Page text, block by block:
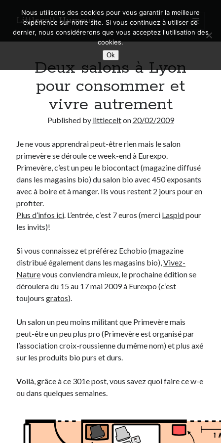
Littlecelt Humeur
open
primary
menu
Sidebar
Search
Municipales 2026 : Lyon, Métropole et Caluire, mon choix pour l’avenir
Explorez les Chemins Enchantés à Vélo : Aventures Familiales près de
Lyon !
Quel Lyonnais es-tu, Renaud Ducher ?
A quand une véritable place pour le vélo à Caluire dans la Métropole de
Comment je vis ma vie sur un vélo
Derniers Commentaires
Entretien ménagerdansT’as vu quoi ? #52
JFdansC’était pas mieux avant… à Lyon
littleceltdansComment j’ai opéré ma vélorution toute personnelle
AnthonydansComment j’ai opéré ma vélorution toute personnelle
personnelle
Commentaires récents
JFdansC’était pas mieux avant… à Lyon
littleceltdansComment j’ai opéré ma vélorution toute personnelle
Renaud DucherdansComment j’ai opéré ma vélorution toute
Deux salons à Lyon
pour consommer et
vivre autrement
Published by littlecelton 20/02/2009
Je ne vous apprendrai peut-être rien mais le salon
primevère se déroule ce week-end à Eurexpo.
Primevère, c’est un peu le biocontact (magazine diffusé
dans les magasins bio) du salon bio avec 450 exposants
avec à boire et à manger. Ils vous restent 2 jours pour en
profiter.
Plus d’infos ici. L’entrée, c’est 7 euros (merci Laspidpour
les invits)!
Si vous connaissez et préférez Echobio (magazine
distribué également dans les magasins bio),Vivez-
Naturevous conviendra mieux, le prochaine édition se
déroulera du 15 au 17 mai 2009 à Eurexpo (c’est
toujoursgratos).
Un salon un peu moins militant que Primevère mais
peut-être un peu plus pro (Primevère est organisé par
l’association croix-roussienne du même nom) et plus axé
sur les produits bio purs et durs.
Voilà, grâce à ce 301e post, vous savez quoi faire ce w-e
ou dans quelques semaines.
Nous utilisons des cookies pour vous garantir la meilleure
expérience sur notre site. Si vous continuez à utiliser ce
dernier, nous considérerons que vous acceptez l'utilisation des
cookies.
Ok